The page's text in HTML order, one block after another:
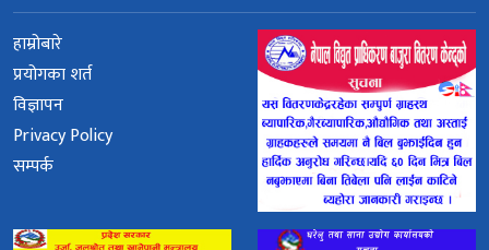
हाम्रोबारे
प्रयोगका शर्त
विज्ञापन
Privacy Policy
सम्पर्क